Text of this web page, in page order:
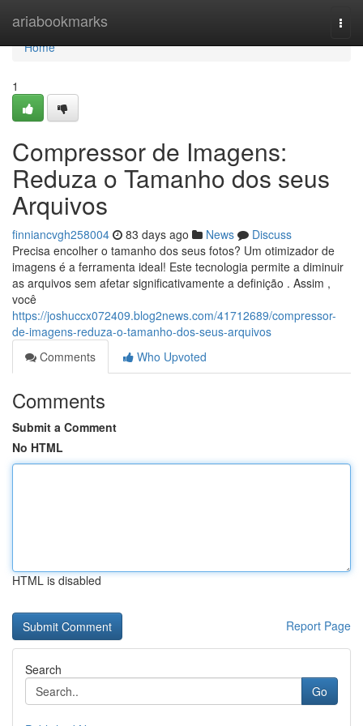
ariabookmarks
Home
Home
1
Compressor de Imagens:
Reduza o Tamanho dos seus
Arquivos
finniancvgh258004 83 days ago News
Discuss
Precisa encolher o tamanho dos seus fotos? Um otimizador de
imagens é a ferramenta ideal! Este tecnologia permite a diminuir
as arquivos sem afetar significativamente a definição . Assim ,
você
https://joshuccx072409.blog2news.com/41712689/compressor-
de-imagens-reduza-o-tamanho-dos-seus-arquivos
Comments
Who Upvoted
Comments
Submit a Comment
No HTML
HTML is disabled
Report Page
Search
Go